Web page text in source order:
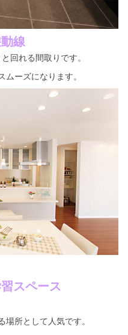
線
回れる間取りです。
ーズになります。
スペース
所として人気です。